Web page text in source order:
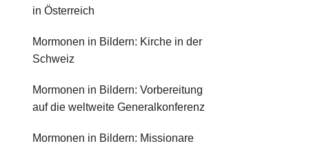
in Österreich
Mormonen in Bildern: Kirche in der
Schweiz
Mormonen in Bildern: Vorbereitung
auf die weltweite Generalkonferenz
Mormonen in Bildern: Missionare